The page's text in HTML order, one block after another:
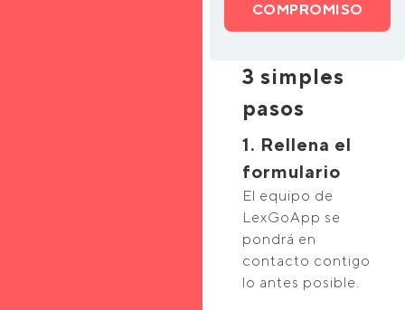
COMPROMISO
3 simples
pasos
1. Rellena el
formulario
El equipo de
LexGoApp se
pondrá en
contacto contigo
lo antes posible.